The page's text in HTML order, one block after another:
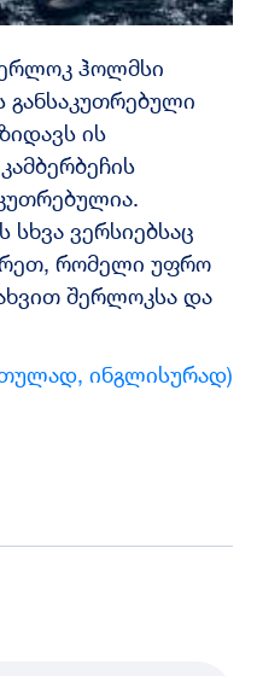
ჰოლმსი
ის
ვერსიებსაც
რომელი უფრო
შერლოკსა და
ინგლისურად)